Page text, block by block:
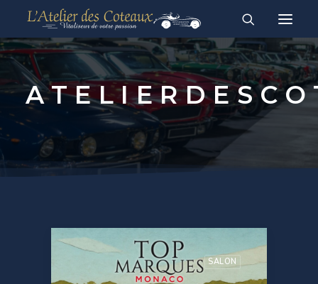
RESTAURATION
ACHAT-VENTE
À vendre
Vendues
English
SALON